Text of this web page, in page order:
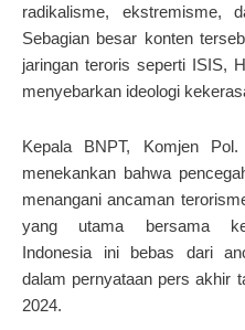
radikalisme, ekstremisme,
Sebagian besar konten
jaringan teroris seperti ISIS,
menyebarkan ideologi
Kepala BNPT, Komjen
menekankan bahwa
menangani ancaman
yang utama bersama
Indonesia ini bebas dari
dalam pernyataan pers akhir
2024.